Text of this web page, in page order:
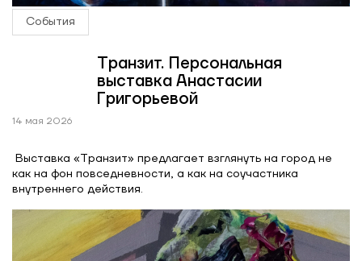
События
Транзит. Персональная
выставка Анастасии
Григорьевой
14 мая 2026
Выставка «Транзит» предлагает взглянуть на город не
как на фон повседневности, а как на соучастника
внутреннего действия.